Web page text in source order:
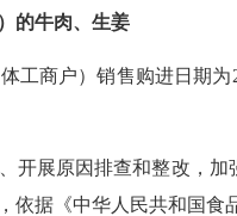
的牛肉、生姜
工商户）销售购进日期为
开展原因排查和整改，
依据《中华人民共和国食